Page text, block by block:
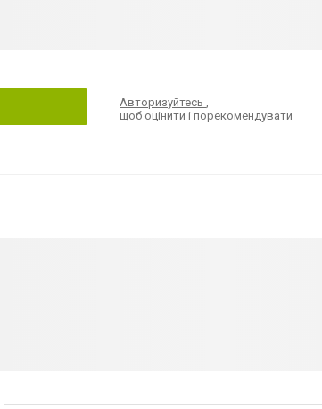
Авторизуйтесь
щоб оцінити і порекомендувати